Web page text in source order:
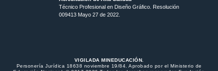
Técnico Profesional en Diseño Gráfico. Resolución
009413 Mayo 27 de 2022.
VIGILADA MINEDUCACIÓN.
Personería Jurídica 18638 noviembre 19/84. Aprobado por el Ministerio de